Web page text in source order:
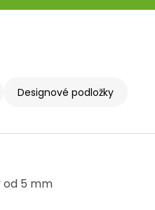
Designové podložky
od 5 mm